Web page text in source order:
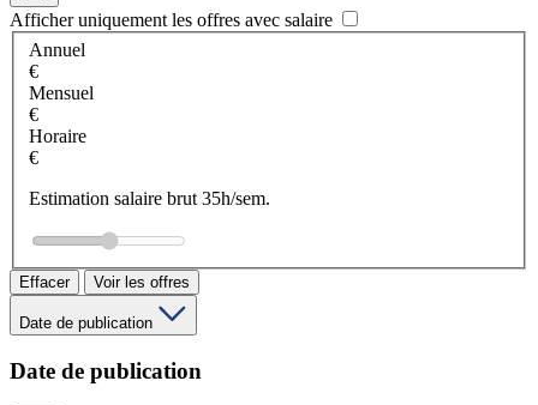
Afficher uniquement les offres avec salaire
Annuel
€
Mensuel
€
Horaire
€
Estimation salaire brut 35h/sem.
Effacer Voir les offres
Date de publication
Date de publication